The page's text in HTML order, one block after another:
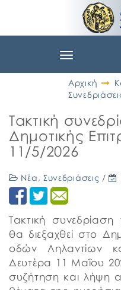
Toggle
Αρχική
Τακτική
Δημοτικής
11/5/2026
Νέα , Συνεδριάσεις /
Τακτική
θα διεξαχθεί στο
οδών Ληλαντίων
Δευτέρα 11 Μαΐου
συζήτηση και